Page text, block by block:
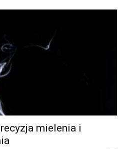
mielenia i